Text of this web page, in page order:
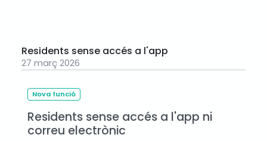
Residents sense accés a l'app
27 març 2026
Nova funció
Residents sense accés a l'app ni
correu electrònic